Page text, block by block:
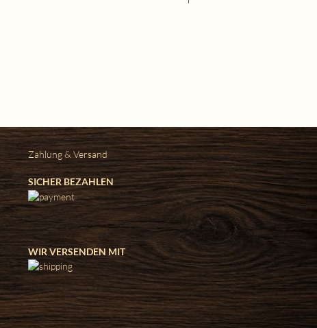
Zahlung & Versand
SICHER BEZAHLEN
WIR VERSENDEN MIT